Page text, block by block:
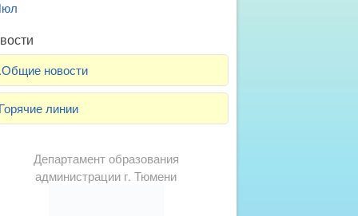
.Общие новости
Горячие линии
Департамент образования
администрации г. Тюмени